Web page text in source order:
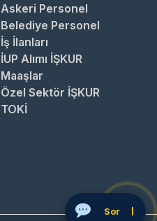
Askeri Personel
Belediye Personel
İş İlanları
İUP Alımı İŞKUR
Maaşlar
Özel Sektör İŞKUR
TOKİ
So